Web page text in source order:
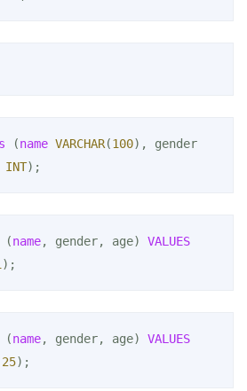
(name VARCHAR(100
INT);
(name, gender, age) VALUES
);
(name, gender, age) VALUES
25);